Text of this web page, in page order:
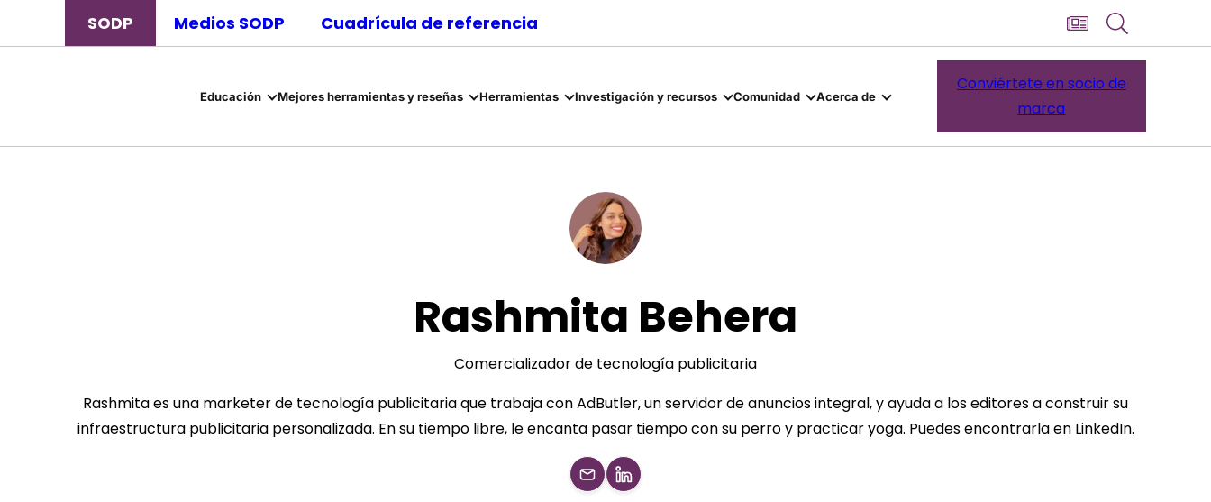
SODP Medios SODP Cuadrícula de referencia
Educación Mejores herramientas y reseñas Herramientas Investigación y recursos Comunidad Acerca de
Conviértete en socio de
marca
Rashmita Behera
Comercializador de tecnología publicitaria
Rashmita es una marketer de tecnología publicitaria que trabaja con AdButler, un servidor de anuncios integral, y ayuda a los editores a construir su
infraestructura publicitaria personalizada. En su tiempo libre, le encanta pasar tiempo con su perro y practicar yoga. Puedes encontrarla en LinkedIn.